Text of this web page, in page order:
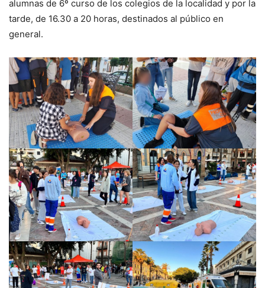
alumnas de 6º curso de los colegios de la localidad y por la
tarde, de 16.30 a 20 horas, destinados al público en
general.